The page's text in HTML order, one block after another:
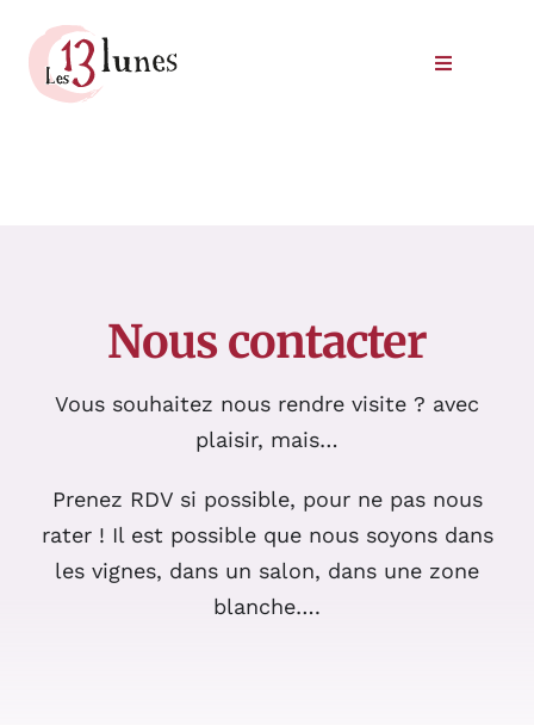
contenu
Toggle
CommanderNous contacter
Vous souhaitez nous rendre visite ? avec
plaisir, mais…
Prenez RDV si possible, pour ne pas nous
rater ! Il est possible que nous soyons dans
les vignes, dans un salon, dans une zone
blanche….